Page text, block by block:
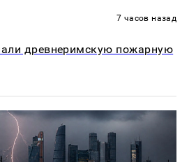
7 часов назад
древнеримскую пожарную